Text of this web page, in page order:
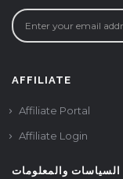
AFFILIATE
Affiliate Portal
Affiliate Login
السياسات والمعلومات